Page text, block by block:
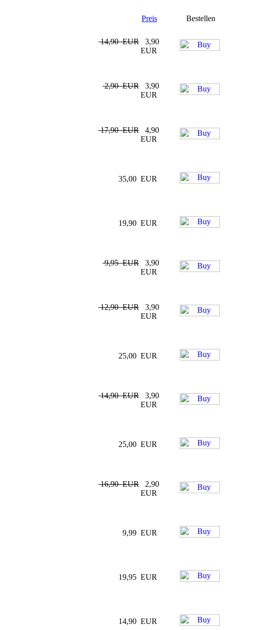
Preis Bestellen
14,90 EUR
3,90
EUR
2,90 EUR
3,90
EUR
17,90 EUR
4,90
EUR
35,00 EUR
19,90 EUR
9,95 EUR
3,90
EUR
12,90 EUR
3,90
EUR
25,00 EUR
14,90 EUR
3,90
EUR
25,00 EUR
16,90 EUR
2,90
EUR
9,99 EUR
19,95 EUR
14,90 EUR